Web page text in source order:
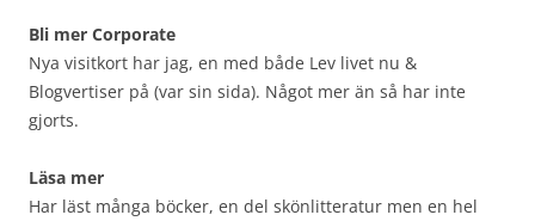
Bli mer Corporate
Nya visitkort har jag, en med både Lev livet nu &
Blogvertiser på (var sin sida). Något mer än så har inte
gjorts.
Läsa mer
Har läst många böcker, en del skönlitteratur men en hel